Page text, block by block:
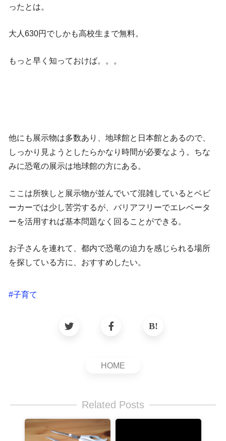
ったとは。
大人630円でしかも高校生まで無料。
もっと早く知っておけば。。。
他にも展示物は多数あり、地球館と日本館とあるので、
しっかり見ようとしたらかなり時間が必要なよう。ちな
みに恐竜の展示は地球館の方にある。
ここは所狭しと展示物が並んでいて混雑しているとベビ
ーカーでは少し苦労するが、バリアフリーでエレベータ
ーを活用すれば基本問題なく回ることができる。
お子さんを連れて、都内で恐竜の迫力を感じられる場所
を探している方に、おすすめしたい。
#子育て
HOME
Related Posts